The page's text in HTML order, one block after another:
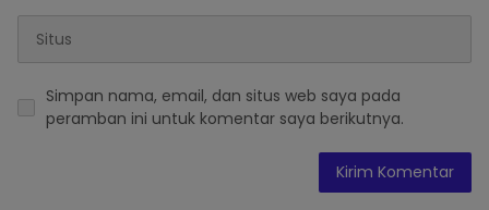
Simpan nama, email, dan situs web saya pada
peramban ini untuk komentar saya berikutnya.